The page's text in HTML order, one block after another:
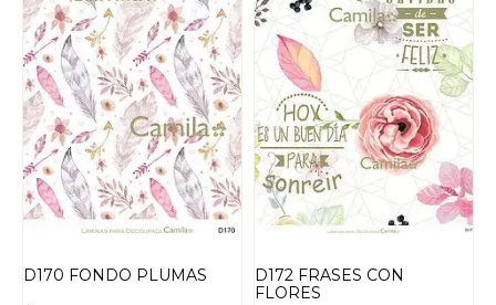
D170 FONDO PLUMAS
D172 FRASES CON
FLORES